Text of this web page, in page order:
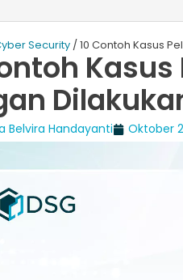
Security / 10 Contoh Kasus
Kasus
Belvira Handayanti Oktober